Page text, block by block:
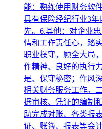
能：熟练使用财务软
具有保险经纪行业3
先。6.其他：对企业
情和工作责任心，踏
职业操守，顾全大局
作精神、良好的执行
是、保守秘密；作风
相关财务服务工作。
据审核、凭证的编制
助完成对账、各类报
证、账簿、报表等会